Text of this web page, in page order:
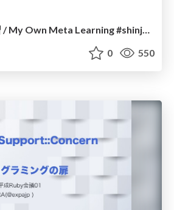
わたしのメタ学習 / My Own Meta Learning #shinjukurb
0 550